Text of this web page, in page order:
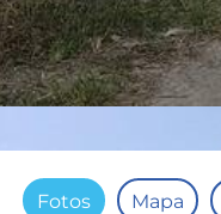
Fotos Mapa